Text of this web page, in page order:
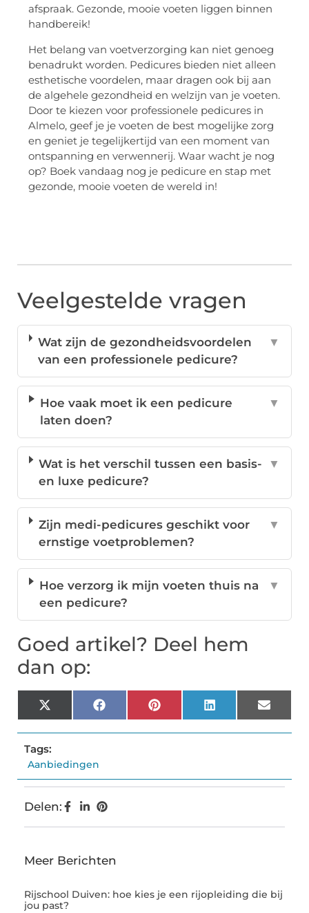
afspraak. Gezonde, mooie voeten liggen binnen
handbereik!
Het belang van voetverzorging kan niet genoeg
benadrukt worden. Pedicures bieden niet alleen
esthetische voordelen, maar dragen ook bij aan
de algehele gezondheid en welzijn van je voeten.
Door te kiezen voor professionele pedicures in
Almelo, geef je je voeten de best mogelijke zorg
en geniet je tegelijkertijd van een moment van
ontspanning en verwennerij. Waar wacht je nog
op? Boek vandaag nog je pedicure en stap met
gezonde, mooie voeten de wereld in!
Veelgestelde vragen
Wat zijn de gezondheidsvoordelen
van een professionele pedicure?
▼
Hoe vaak moet ik een pedicure
laten doen?
▼
Wat is het verschil tussen een basis-
en luxe pedicure?
▼
Zijn medi-pedicures geschikt voor
ernstige voetproblemen?
▼
Hoe verzorg ik mijn voeten thuis na
een pedicure?
▼
Goed artikel? Deel hem
dan op:
X
(Twitter)
FacebookPinterestLinkedInEmail
Tags:
Aanbiedingen
Delen:
Meer Berichten
Rijschool Duiven: hoe kies je een rijopleiding die bij
jou past?